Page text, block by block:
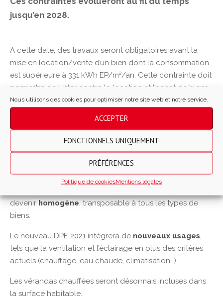
Nous utilisons des cookies pour optimiser notre site web et notre service.
ACCEPTER
FONCTIONNELS UNIQUEMENT
PRÉFÉRENCES
Politique de cookiesMentions légales
jusqu’en 2028.
A cette date, des travaux seront obligatoires avant la
mise en location/vente d’un bien dont la consommation
est supérieure à 331 kWh EP/m²/an. Cette contrainte doit
permettre de lutter contre la location et l’achat de biens
trop énergivores.
était jusqu’à maintenant calculé sur la base des
factures d’énergie fournies par le vendeur ou le bailleur.
Mais cet usage présente des limites. En effet, le calcul est
faussé dans la comparaison de 2 biens similaires, selon le
nombre d’habitants qui compose le logement.
devenirhomogène, transposable à tous les types de
biens.
Le nouveau DPE 2021 intégrera de nouveaux usages,
tels que la ventilation et l’éclairage en plus des critères
actuels (chauffage, eau chaude, climatisation…).
Les vérandas chauffées seront désormais incluses dans
la surface habitable.